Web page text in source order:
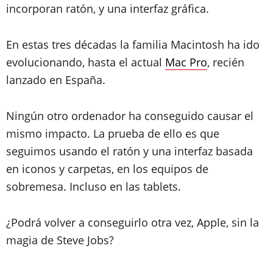
incorporan ratón, y una interfaz gráfica.
En estas tres décadas la familia Macintosh ha ido
evolucionando, hasta el actual Mac Pro, recién
lanzado en España.
Ningún otro ordenador ha conseguido causar el
mismo impacto. La prueba de ello es que
seguimos usando el ratón y una interfaz basada
en iconos y carpetas, en los equipos de
sobremesa. Incluso en las tablets.
¿Podrá volver a conseguirlo otra vez, Apple, sin la
magia de Steve Jobs?